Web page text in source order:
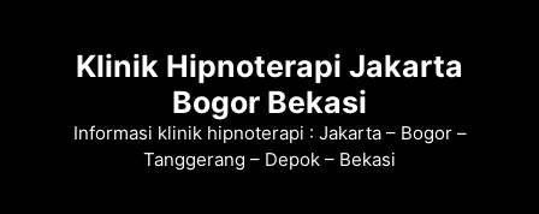
Klinik Hipnoterapi Jakarta
Bogor Bekasi
Informasi klinik hipnoterapi : Jakarta – Bogor –
Tanggerang – Depok – Bekasi